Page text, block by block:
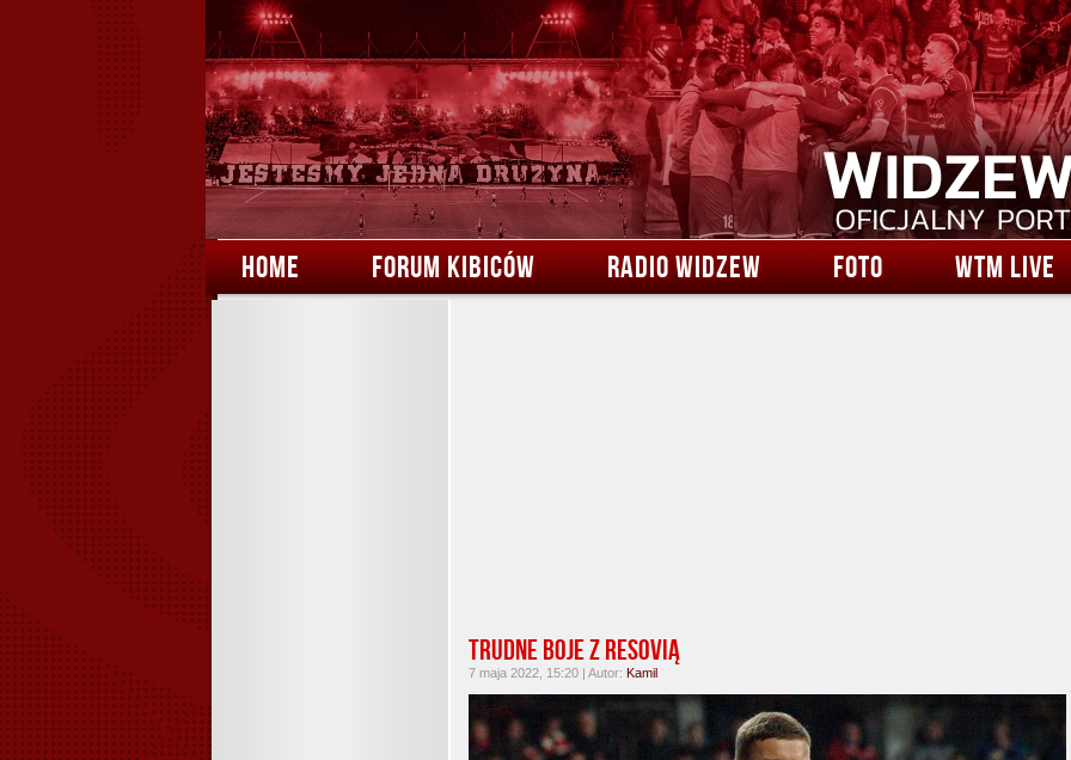
HOME FORUM KIBICÓW RADIO WIDZEW FOTO WTM LIVE
Trudne boje z Resovią
7 maja 2022, 15:20 | Autor: Kamil